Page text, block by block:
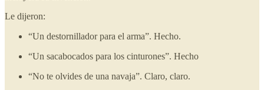
Le dijeron:
“Un destornillador para el arma”. Hecho.
“Un sacabocados para los cinturones”. Hecho
“No te olvides de una navaja”. Claro, claro.